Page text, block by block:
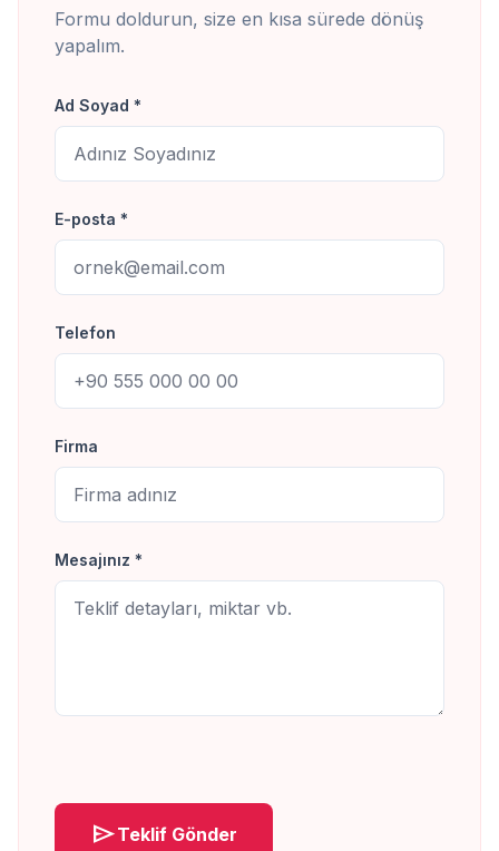
Formu doldurun, size en kısa sürede dönüş
yapalım.
Ad Soyad *
E-posta *
Telefon
Firma
Mesajınız *
sendTeklif Gönder